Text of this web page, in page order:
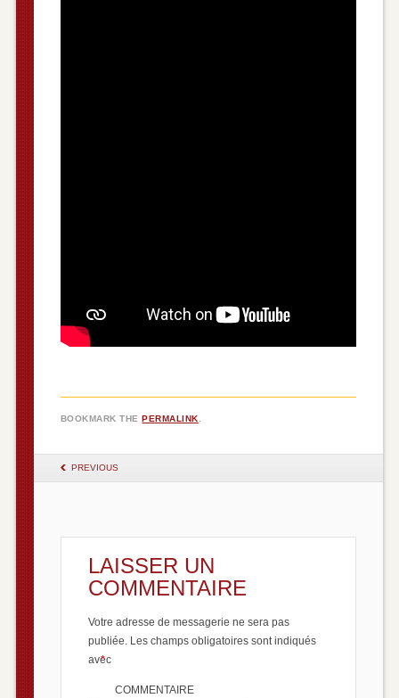
BOOKMARK THEPERMALINK.
POST NAVIGATION
PREVIOUS
LAISSER UN
COMMENTAIRE
Votre adresse de messagerie ne sera pas
publiée.Les champs obligatoires sont indiqués
avec
*
COMMENTAIRE